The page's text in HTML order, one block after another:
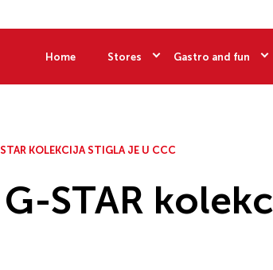
Home Stores Gastro and fun
KOLEKCIJA STIGLA JE U CCC
STAR